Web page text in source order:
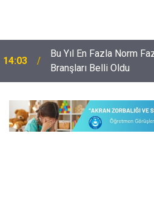
14:03
Bu Yıl En Fazla Norm
Branşları Belli Oldu